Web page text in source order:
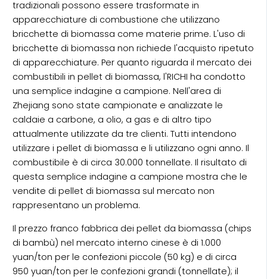
tradizionali possono essere trasformate in
apparecchiature di combustione che utilizzano
bricchette di biomassa come materie prime. L'uso di
bricchette di biomassa non richiede l'acquisto ripetuto
di apparecchiature. Per quanto riguarda il mercato dei
combustibili in pellet di biomassa, l'RICHI ha condotto
una semplice indagine a campione. Nell'area di
Zhejiang sono state campionate e analizzate le
caldaie a carbone, a olio, a gas e di altro tipo
attualmente utilizzate da tre clienti. Tutti intendono
utilizzare i pellet di biomassa e li utilizzano ogni anno. Il
combustibile è di circa 30.000 tonnellate. Il risultato di
questa semplice indagine a campione mostra che le
vendite di pellet di biomassa sul mercato non
rappresentano un problema.
Il prezzo franco fabbrica dei pellet da biomassa (chips
di bambù) nel mercato interno cinese è di 1.000
yuan/ton per le confezioni piccole (50 kg) e di circa
950 yuan/ton per le confezioni grandi (tonnellate); il